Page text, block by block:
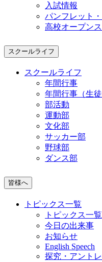
入試情報
パンフレット
高校オープン
スクールライフ
スクールライフ
年間行事
年間行事（生徒
部活動
運動部
文化部
サッカー部
野球部
ダンス部
皆様へ
トピックス一覧
トピックス一覧
今日の出来事
お知らせ
English Speech
探究・アント